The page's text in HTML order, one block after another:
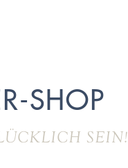
SHOP
SEIN!